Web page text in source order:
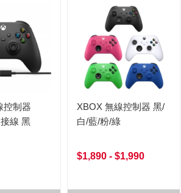
控制器
線 黑
XBOX 無線控制器 黑/
白/藍/粉/綠
$1,890 - $1,990